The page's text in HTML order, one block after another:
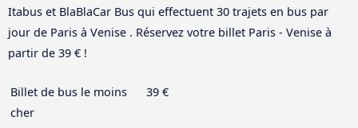
Itabus et BlaBlaCar Bus qui effectuent 30 trajets en bus par
jour de Paris à Venise . Réservez votre billet Paris - Venise à
partir de 39 € !
Billet de bus le moins
cher
39 €